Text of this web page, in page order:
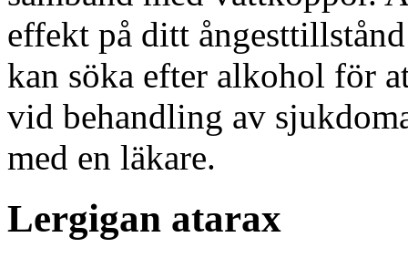
effekt på ditt
kan söka efter alkohol för
vid behandling av
med en läkare.
Lergigan atarax